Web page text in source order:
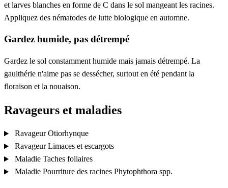
et larves blanches en forme de C dans le sol mangeant les racines.
Appliquez des nématodes de lutte biologique en automne.
Gardez humide, pas détrempé
Gardez le sol constamment humide mais jamais détrempé. La
gaulthérie n'aime pas se dessécher, surtout en été pendant la
floraison et la nouaison.
Ravageurs et maladies
RavageurOtiorhynque
RavageurLimaces et escargots
Maladie Taches foliaires
Maladie Pourriture des racines Phytophthora spp.